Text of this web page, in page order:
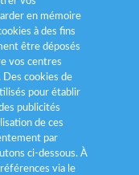
en mémoire
à des fins
être déposés
vos centres
Des cookies de
pour établir
publicités
de ces
par
ci-dessous. À
via le